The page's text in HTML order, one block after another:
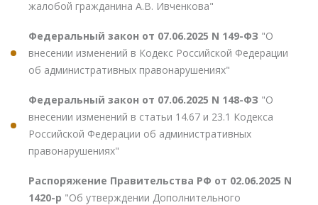
жалобой гражданина А.В. Ивченкова"
Федеральный закон от 07.06.2025 N 149-ФЗ "О
внесении изменений в Кодекс Российской Федерации
об административных правонарушениях"
Федеральный закон от 07.06.2025 N 148-ФЗ "О
внесении изменений в статьи 14.67 и 23.1 Кодекса
Российской Федерации об административных
правонарушениях"
Распоряжение Правительства РФ от 02.06.2025 N
1420-р "Об утверждении Дополнительного